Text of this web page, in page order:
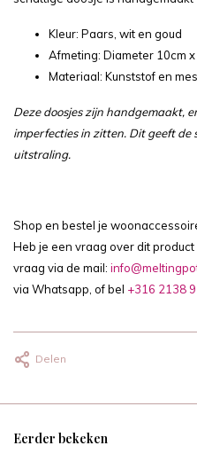
Kleur: Paars, wit en goud
Afmeting: Diameter 10cm
Materiaal: Kunststof en
Deze doosjes zijn handgemaakt,
imperfecties in zitten. Dit geeft de
uitstraling.
Shop en bestel je
Heb je een vraag over dit
vraag via de mail:
via Whatsapp, of bel +316 2138
Delen
Eerder bekeken